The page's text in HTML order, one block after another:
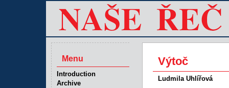
Výtoč
Ludmila Uhlířová
Menu
Introduction
Archive